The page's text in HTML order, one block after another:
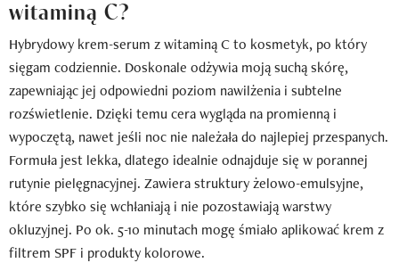
witaminą C?
Hybrydowy krem-serum z witaminą C to kosmetyk, po który
sięgam codziennie. Doskonale odżywia moją suchą skórę,
zapewniając jej odpowiedni poziom nawilżenia i subtelne
rozświetlenie. Dzięki temu cera wygląda na promienną i
wypoczętą, nawet jeśli noc nie należała do najlepiej przespanych.
Formuła jest lekka, dlatego idealnie odnajduje się w porannej
rutynie pielęgnacyjnej. Zawiera struktury żelowo-emulsyjne,
które szybko się wchłaniają i nie pozostawiają warstwy
okluzyjnej. Po ok. 5-10 minutach mogę śmiało aplikować krem z
filtrem SPF i produkty kolorowe.